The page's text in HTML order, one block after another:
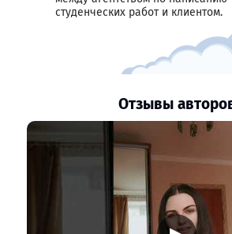
студенческих работ и клиентом.
Отзывы